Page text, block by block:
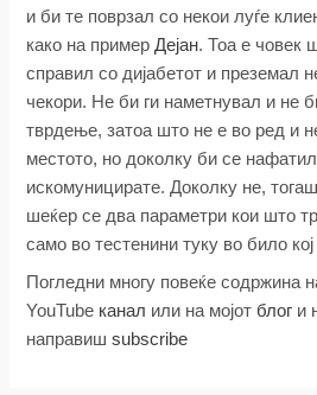
и би те поврзал со некои луѓе
како на примерДејан. Тоа е човек
справил со дијабетот и преземал
чекори. Не би ги наметнувал и не
тврдење, затоа што не е во ред и
местото, но доколку би се
искомуницирате. Доколку не,
шеќер се два параметри кои што
само во тестенини туку во било кој
Погледни многу повеќе содржина
YouTube канал или на мојот блог и
направишsubscribe